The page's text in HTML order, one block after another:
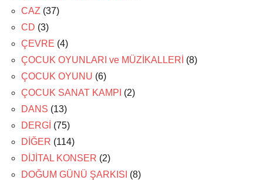
CAZ (37)
CD (3)
ÇEVRE (4)
ÇOCUK OYUNLARI ve MÜZİKALLERİ (8)
ÇOCUK OYUNU (6)
ÇOCUK SANAT KAMPI (2)
DANS (13)
DERGİ (75)
DİĞER (114)
DİJİTAL KONSER (2)
DOĞUM GÜNÜ ŞARKISI (8)